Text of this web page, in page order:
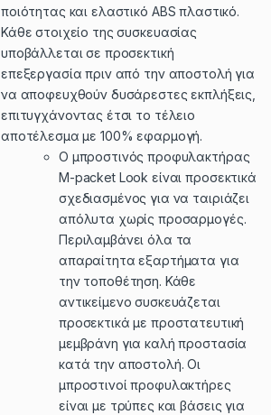
ποιότητας και ελαστικό ABS πλαστικό.
Κάθε στοιχείο της συσκευασίας
υποβάλλεται σε προσεκτική
επεξεργασία πριν από την αποστολή για
να αποφευχθούν δυσάρεστες εκπλήξεις,
επιτυγχάνοντας έτσι το τέλειο
αποτέλεσμα με 100% εφαρμογή.
Ο μπροστινός προφυλακτήρας
M-packet Look είναι προσεκτικά
σχεδιασμένος για να ταιριάζει
απόλυτα χωρίς προσαρμογές.
Περιλαμβάνει όλα τα
απαραίτητα εξαρτήματα για
την τοποθέτηση. Κάθε
αντικείμενο συσκευάζεται
προσεκτικά με προστατευτική
μεμβράνη για καλή προστασία
κατά την αποστολή. Οι
μπροστινοί προφυλακτήρες
είναι με τρύπες και βάσεις για